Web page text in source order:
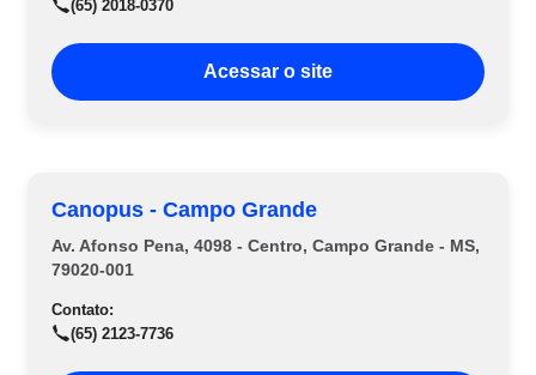
(65) 2018-0370
Acessar o site
Canopus - Campo Grande
Av. Afonso Pena, 4098 - Centro, Campo Grande - MS,
79020-001
Contato:
(65) 2123-7736